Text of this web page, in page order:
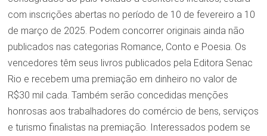
com inscrições abertas no período de 10 de fevereiro a 10
de março de 2025. Podem concorrer originais ainda não
publicados nas categorias Romance, Conto e Poesia. Os
vencedores têm seus livros publicados pela Editora Senac
Rio e recebem uma premiação em dinheiro no valor de
R$30 mil cada. Também serão concedidas menções
honrosas aos trabalhadores do comércio de bens, serviços
e turismo finalistas na premiação. Interessados podem se